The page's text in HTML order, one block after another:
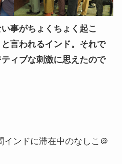
事がちょくちょく起こ
言われるインド。それで
ィブな刺激に思えたので
インドに滞在中のなしこ＠